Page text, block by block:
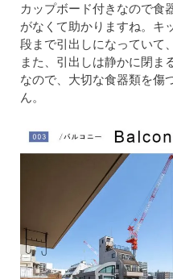
カップボード付きなので食
がなくて助かりますね。キ
段まで引出しになっていて
また、引出しは静かに閉ま
なので、大切な食器類を傷
ん。